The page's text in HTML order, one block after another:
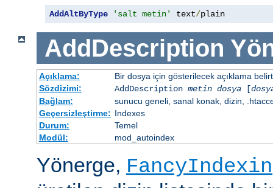
AddAltByType 'salt metin' text/plain
AddDescription
Açıklama:
Bir dosya için gösterilecek açıklama
Sözdizimi:
AddDescription metin dosya[
Bağlam:
sunucu geneli, sanal konak, dizin,
Geçersizleştirme: Indexes
Durum:
Temel
Modül:
mod_autoindex
Yönerge,